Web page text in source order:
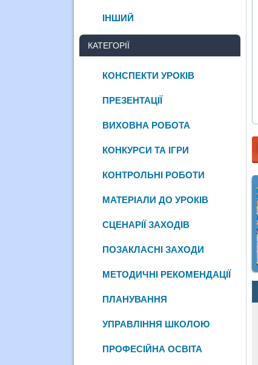
ІНШИЙ
КАТЕГОРІЇ
КОНСПЕКТИ УРОКІВ
ПРЕЗЕНТАЦІЇ
ВИХОВНА РОБОТА
КОНКУРСИ ТА ІГРИ
КОНТРОЛЬНІ РОБОТИ
МАТЕРІАЛИ ДО УРОКІВ
СЦЕНАРІЇ ЗАХОДІВ
ПОЗАКЛАСНІ ЗАХОДИ
МЕТОДИЧНІ РЕКОМЕНДАЦІЇ
ПЛАНУВАННЯ
УПРАВЛІННЯ ШКОЛОЮ
ПРОФЕСІЙНА ОСВІТА